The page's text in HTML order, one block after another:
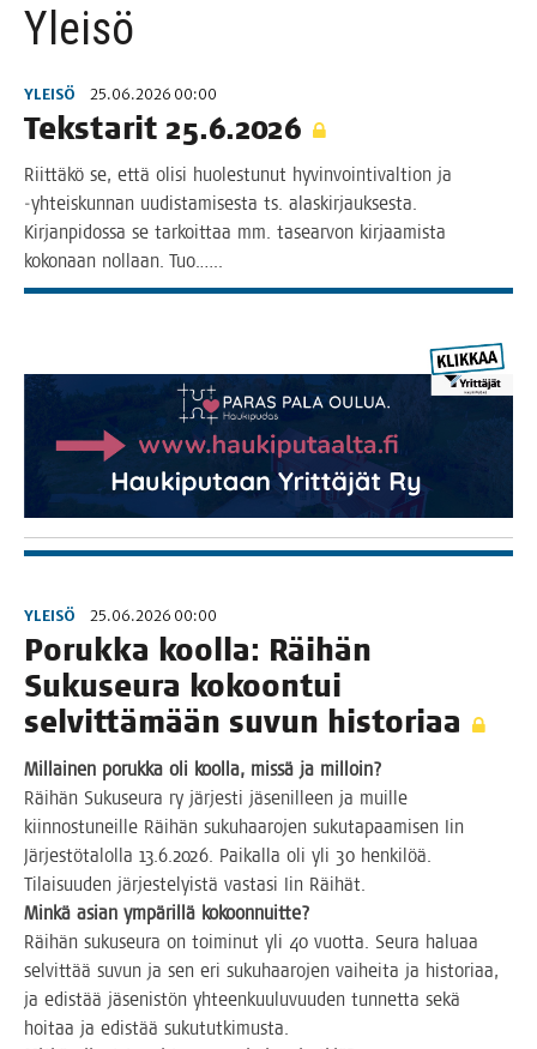
Yleisö
YLEISÖ 25.06.2026 00:00
Teks­ta­rit 25.6.2026
Riit­tä­kö se, että oli­si huo­les­tu­nut hyvin­voin­ti­val­tion ja
‑yhteis­kun­nan uudis­ta­mi­ses­ta ts. alas­kir­jauk­ses­ta.
Kir­jan­pi­dos­sa se tar­koit­taa mm. tasear­von kir­jaa­mis­ta
koko­naan nol­laan. Tuo.…..
YLEISÖ 25.06.2026 00:00
Poruk­ka kool­la: Räi­hän
Sukuseu­ra kokoon­tui
sel­vit­tä­mään suvun historiaa
Mil­lai­nen poruk­ka oli kool­la, mis­sä ja milloin?
Räi­hän Sukuseu­ra ry jär­jes­ti jäse­nil­leen ja muil­le
kiin­nos­tu­neil­le Räi­hän suku­haa­ro­jen suku­ta­paa­mi­sen Iin
Jär­jes­tö­ta­lol­la 13.6.2026. Pai­kal­la oli yli 30 hen­ki­löä.
Tilai­suu­den jär­jes­te­lyis­tä vas­ta­si Iin Räihät.
Min­kä asian ympä­ril­lä kokoonnuitte?
Räi­hän sukuseu­ra on toi­mi­nut yli 40 vuot­ta. Seu­ra halu­aa
sel­vit­tää suvun ja sen eri suku­haa­ro­jen vai­hei­ta ja his­to­ri­aa,
ja edis­tää jäse­nis­tön yhteen­kuu­lu­vuu­den tun­net­ta sekä
hoi­taa ja edis­tää sukututkimusta.